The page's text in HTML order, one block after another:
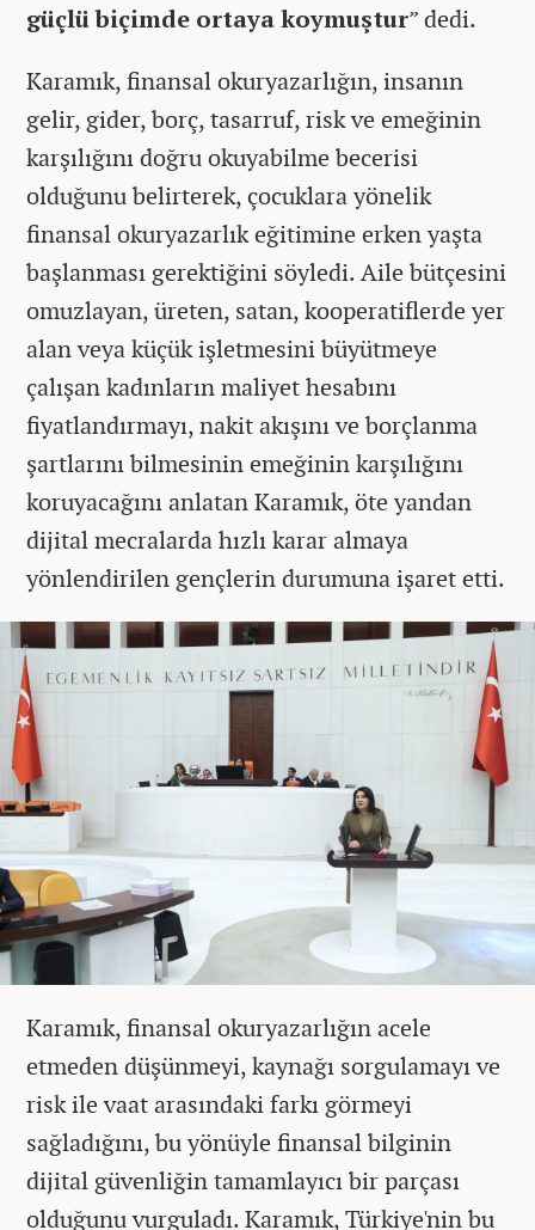
güçlü biçimde ortaya koymuştur” dedi.
Karamık, finansal okuryazarlığın, insanın
gelir, gider, borç, tasarruf, risk ve emeğinin
karşılığını doğru okuyabilme becerisi
olduğunu belirterek, çocuklara yönelik
finansal okuryazarlık eğitimine erken yaşta
başlanması gerektiğini söyledi. Aile bütçesini
omuzlayan, üreten, satan, kooperatiflerde yer
alan veya küçük işletmesini büyütmeye
çalışan kadınların maliyet hesabını
fiyatlandırmayı, nakit akışını ve borçlanma
şartlarını bilmesinin emeğinin karşılığını
koruyacağını anlatan Karamık, öte yandan
dijital mecralarda hızlı karar almaya
yönlendirilen gençlerin durumuna işaret etti.
Karamık, finansal okuryazarlığın acele
etmeden düşünmeyi, kaynağı sorgulamayı ve
risk ile vaat arasındaki farkı görmeyi
sağladığını, bu yönüyle finansal bilginin
dijital güvenliğin tamamlayıcı bir parçası
olduğunu vurguladı. Karamık, Türkiye'nin bu